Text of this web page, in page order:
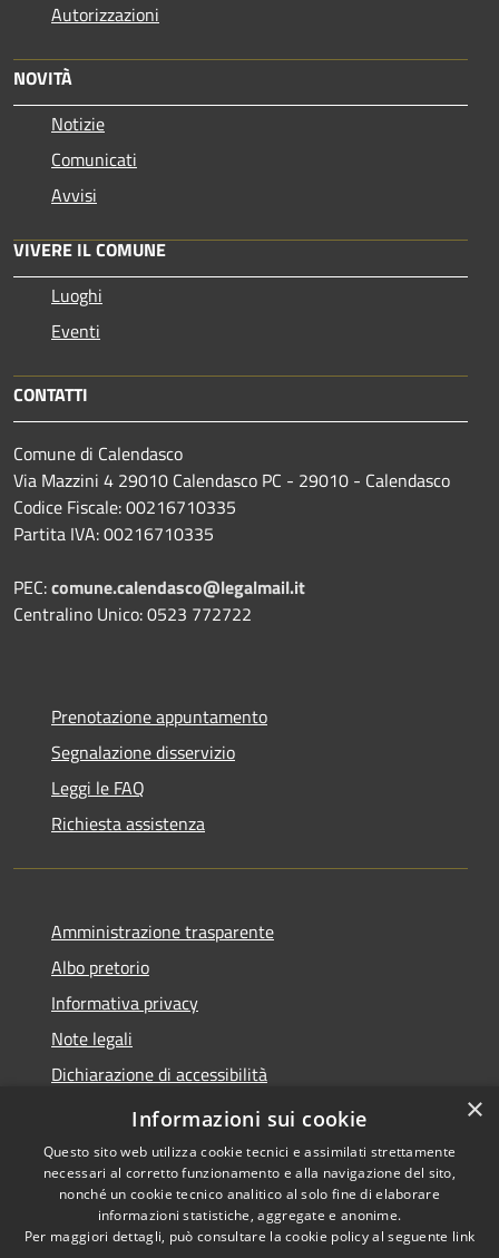
Autorizzazioni
NOVITÀ
Notizie
Comunicati
Avvisi
VIVERE IL COMUNE
Luoghi
Eventi
CONTATTI
Comune di Calendasco
Via Mazzini 4 29010 Calendasco PC - 29010 - Calendasco
Codice Fiscale: 00216710335
Partita IVA: 00216710335
PEC:comune.calendasco@legalmail.it
Centralino Unico: 0523 772722
Prenotazione appuntamento
Segnalazione disservizio
Leggi le FAQ
Richiesta assistenza
Amministrazione trasparente
Albo pretorio
Informativa privacy
Note legali
Dichiarazione di accessibilità
Piano di miglioramento del sito
Accessibilità
Copyright © 2026 • Comune di
Calendasco • Powered by
×
Informazioni sui cookie
Questo sito web utilizza cookie tecnici e assimilati strettamente
necessari al corretto funzionamento e alla navigazione del sito,
nonché un cookie tecnico analitico al solo fine di elaborare
informazioni statistiche, aggregate e anonime.
Per maggiori dettagli, può consultare la cookie policy al seguente link